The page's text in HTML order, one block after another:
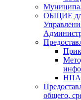
ОБЩИЕ для
НПА
общего,